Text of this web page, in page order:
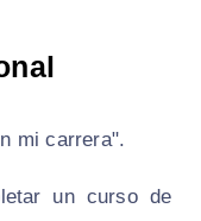
mi carrera".
un curso de